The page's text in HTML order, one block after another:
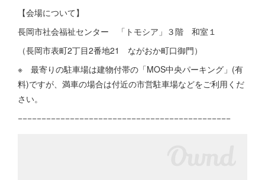
【会場について】
長岡市社会福祉センター 「トモシア」３階 和室１
（長岡市表町2丁目2番地21 ながおか町口御門）
※ 最寄りの駐車場は建物付帯の「MOS中央パーキング」(有
料)ですが、満車の場合は付近の市営駐車場などをご利用くだ
さい。
−−−−−−−−−−−−−−−−−−−−−−−−−−−−−−−−−−−−−−−−−−−−−